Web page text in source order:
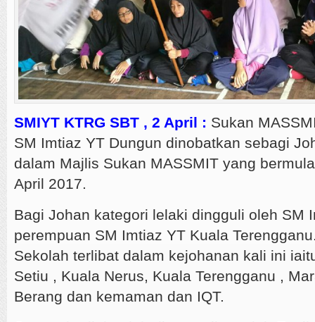
SMIYT KTRG SBT , 2 April : Sukan
SM Imtiaz YT Dungun dinobatkan sebagi
dalam Majlis Sukan MASSMIT yang
April 2017.
Bagi Johan kategori lelaki dingguli oleh SM
perempuan SM Imtiaz YT Kuala
Sekolah terlibat dalam kejohanan kali ini
Setiu , Kuala Nerus, Kuala Terengganu ,
Berang dan kemaman dan IQT.